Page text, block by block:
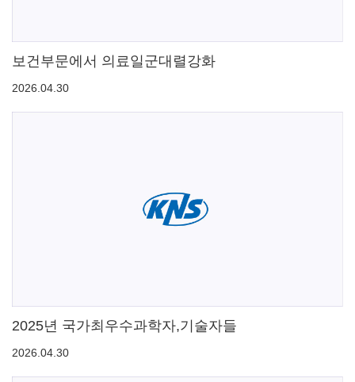
보건부문에서 의료일군대렬강화
2026.04.30
2025년 국가최우수과학자,기술자들
2026.04.30